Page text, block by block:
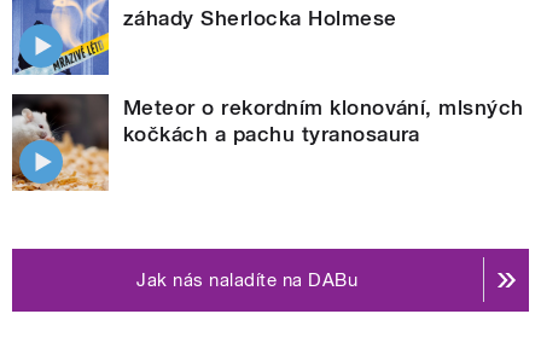
záhady Sherlocka Holmese
Meteor o rekordním klonování, mlsných
kočkách a pachu tyranosaura
Jak nás naladíte na DABu